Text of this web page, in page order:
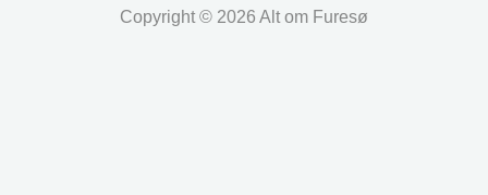
Copyright © 2026 Alt om Furesø